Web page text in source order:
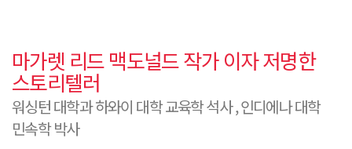
마가렛 리드 맥도널드 작가 이자 저명한
스토리텔러
워싱턴 대학과 하와이 대학 교육학 석사 , 인디에나 대학
민속학 박사